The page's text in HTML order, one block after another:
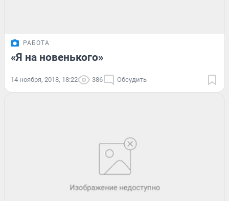
РАБОТА
«Я на новенького»
14 ноября, 2018, 18:22 386 Обсудить